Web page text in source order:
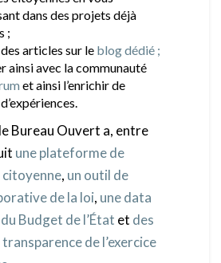
dans des projets déjà
;
articles sur le blog dédié ;
ainsi avec la communauté
et ainsi l’enrichir de
Bureau Ouvert a, entre
une plateforme de
, un outil de
de la loi, une data
Budget de l’État et des
de l’exercice